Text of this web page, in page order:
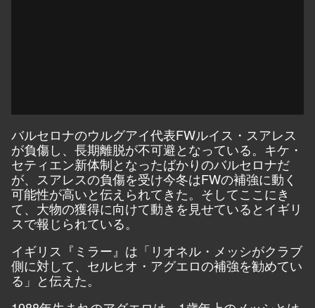
バルセロナのウルグアイ代表FWルイス・スアレス
が負傷し、長期離脱が不可避となっている。キケ・
セティエン新体制となったばかりのバルセロナだ
が、スアレスの負傷を受け今冬はFWの補強に動く
可能性が高いと伝えられてきた。そしてここにき
て、大物の獲得に向けて動きを見せているとイギリ
スで報じられている。
イギリス『ミラー』は「リオネル・メッシがクラブ
側に対して、セルヒオ・アグエロの補強を勧めてい
る」と伝えた。